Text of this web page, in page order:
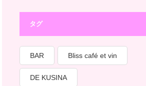
タグ
BAR Bliss café et vin
DE KUSINA